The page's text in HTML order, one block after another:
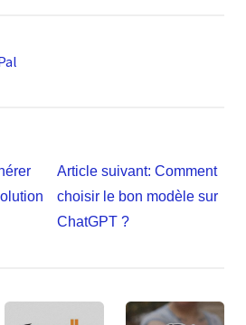
Article suivant: Comment
choisir le bon modèle sur
ChatGPT ?